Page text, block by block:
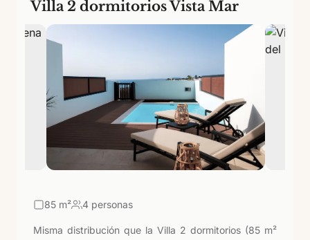
Villa 2 dormitorios Vista Mar
85 m² 4 personas
Misma distribución que la Villa 2 dormitorios (85 m²